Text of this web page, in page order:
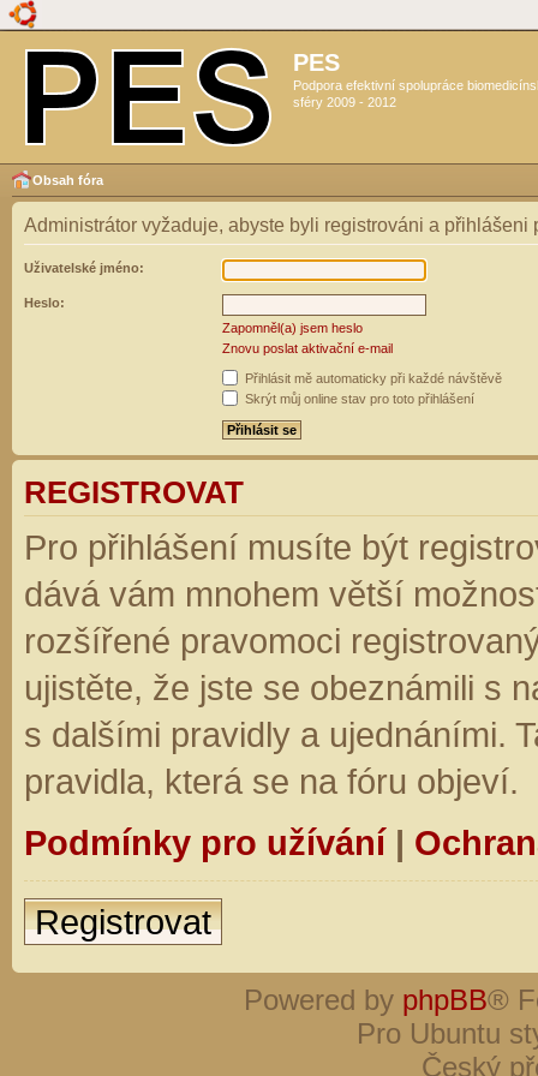
PES
Podpora efektivní spolupráce
sféry 2009 - 2012
Obsah fóra
Administrátor vyžaduje, abyste byli registrováni a přihlášeni
Uživatelské jméno:
Heslo:
Zapomněl(a) jsem heslo
Znovu poslat aktivační e-mail
Přihlásit mě automaticky při každé návštěvě
Skrýt můj online stav pro toto přihlášení
REGISTROVAT
Pro přihlášení musíte být
dává vám mnohem větší
rozšířené pravomoci
ujistěte, že jste se obeznámili s
s dalšími pravidly a ujednáními.
pravidla, která se na fóru objeví.
Podmínky pro užívání|
Registrovat
Powered by phpBB®
Pro Ubuntu
Český